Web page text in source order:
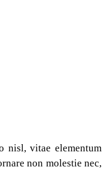
nisl, vitae elementum
non molestie nec,